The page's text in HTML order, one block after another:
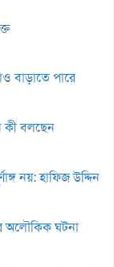
বাড়াতে পারে
কী বলছেন
নয়: হাফিজ উদ্দিন
অলৌকিক ঘটনা